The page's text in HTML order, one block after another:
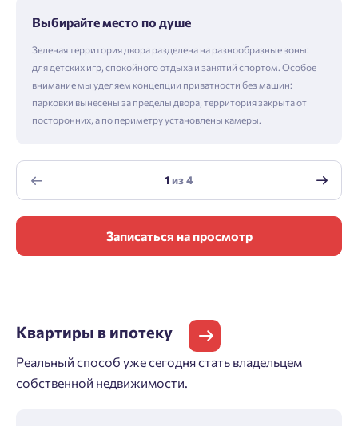
Выбирайте место по душе
Зеленая территория двора разделена на разнообразные зоны:
для детских игр, спокойного отдыха и занятий спортом. Особое
внимание мы уделяем концепции приватности без машин:
парковки вынесены за пределы двора, территория закрыта от
посторонних, а по периметру установлены камеры.
1из4
Записаться на просмотр
Квартиры в ипотеку
Реальный способ уже сегодня стать владельцем
собственной недвижимости.